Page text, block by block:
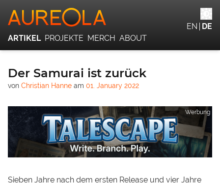
Der Samurai ist zurück
von Christian Hanne am 01. January 2022
Werbung
Sieben Jahre nach dem ersten Release und vier Jahre
ARTIKEL PROJEKTE MERCH ABOUT
EN DE